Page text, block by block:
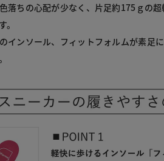
落ちの心配が少なく、片足約175ｇの
インソール、フィットフォルムが素足